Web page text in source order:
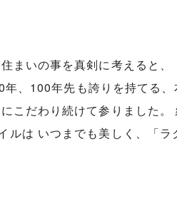
まいの事を真剣に考えると、
、100年先も誇りを持てる
こだわり続けて参りました。
ルは いつまでも美しく、「ラ